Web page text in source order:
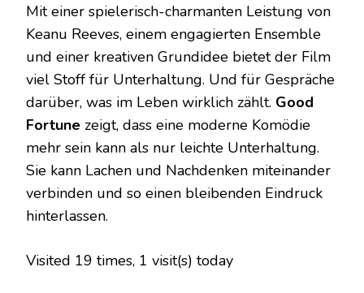
Mit einer spielerisch-charmanten Leistung von
Keanu Reeves, einem engagierten Ensemble
und einer kreativen Grundidee bietet der Film
viel Stoff für Unterhaltung. Und für Gespräche
darüber, was im Leben wirklich zählt. Good
Fortune zeigt, dass eine moderne Komödie
mehr sein kann als nur leichte Unterhaltung.
Sie kann Lachen und Nachdenken miteinander
verbinden und so einen bleibenden Eindruck
hinterlassen.
Visited 19 times, 1 visit(s) today